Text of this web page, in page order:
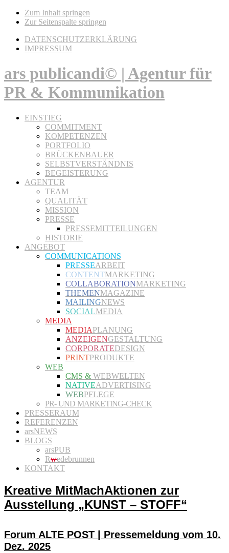
Zum Inhalt springen
Zur Seitenspalte springen
DATENSCHUTZERKLÄRUNG
IMPRESSUM
ars publicandi© | Agentur für
PR & Kommunikation
EINSTIEG
COMMITMENT
KOMPETENZEN
PORTFOLIO
BRÜCKENBAUER
SELBSTVERSTÄNDNIS
BEGEISTERUNG
AGENTUR
TEAM
QUALITÄT
MISSION
PRESSE
PRESSEMITTEILUNGEN
HISTORIE
ANGEBOT
COMMUNICATIONS
PRESSEARBEIT
CONTENTMARKETING
COLLABORATIONMARKETING
THEMENMAGAZINE
MAILINGNEWS
SOCIALMEDIA
MEDIA
MEDIAPLANUNG
ANZEIGENGESTALTUNG
CORPORATEDESIGN
PRINTPRODUKTE
WEB
CMS & WEBWELTEN
NATIVEADVERTISING
WEBPFLEGE
PR- UND MARKETING-CHECK
PRESSERAUM
REFERENZEN
arsNEWS
BLOGS
arsPUB
Rwedebrunnen
KONTAKT
Kreative MitMachAktionen zur
Ausstellung „KUNST – STOFF“
Forum ALTE POST | Pressemeldung vom 10.
Dez. 2025